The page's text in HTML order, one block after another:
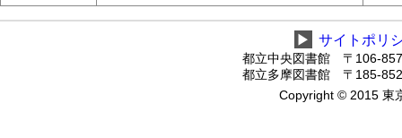
▶ サイトポリ
都立中央図書館 〒106-
都立多摩図書館 〒185-
Copyright © 2015 東